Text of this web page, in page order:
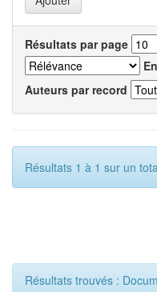
Résultats par page
Auteurs par record
Résultats 1 à 1 sur un
Résultats trouvés :